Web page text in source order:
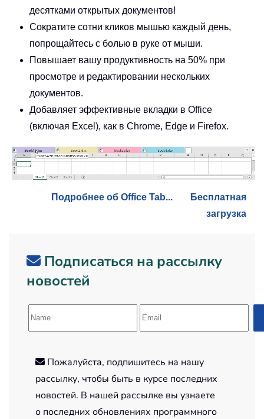
десятками открытых документов!
Сократите сотни кликов мышью каждый день,
попрощайтесь с болью в руке от мыши.
Повышает вашу продуктивность на 50% при
просмотре и редактировании нескольких
документов.
Добавляет эффективные вкладки в Office
(включая Excel), как в Chrome, Edge и Firefox.
Подробнее об Office Tab...
Бесплатная
загрузка
Подписаться на рассылку
новостей
Пожалуйста, подпишитесь на нашу
рассылку, чтобы быть в курсе последних
новостей. В нашей рассылке вы узнаете
о последних обновлениях программного